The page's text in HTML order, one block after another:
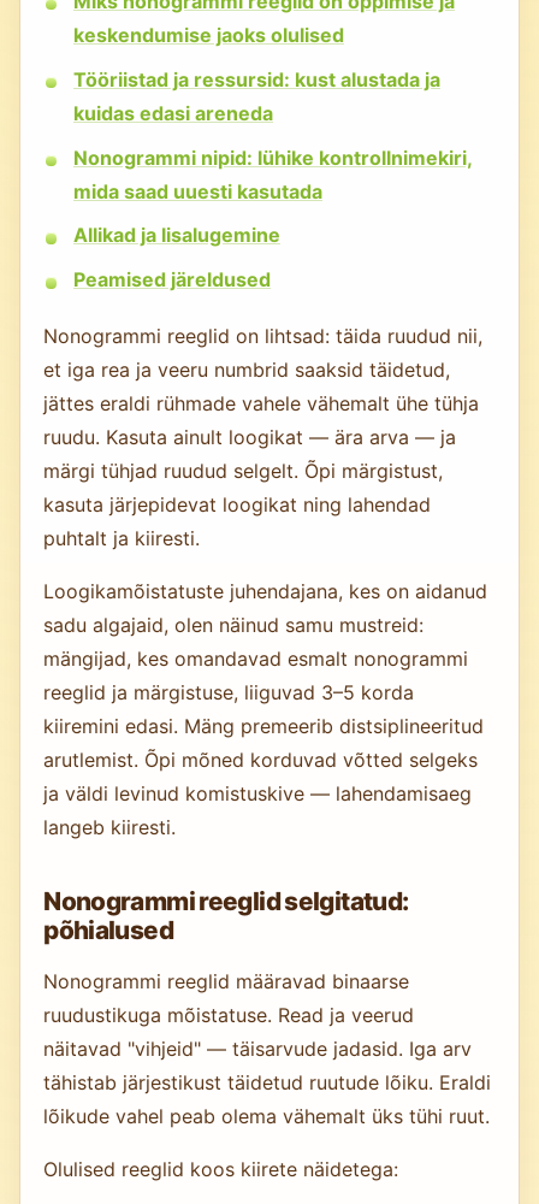
keskendumise jaoks olulised
Tööriistad ja ressursid: kust alustada ja
kuidas edasi areneda
Nonogrammi nipid: lühike kontrollnimekiri,
mida saad uuesti kasutada
Allikad ja lisalugemine
Peamised järeldused
Nonogrammi reeglid on lihtsad: täida ruudud nii,
et iga rea ja veeru numbrid saaksid täidetud,
jättes eraldi rühmade vahele vähemalt ühe tühja
ruudu. Kasuta ainult loogikat — ära arva — ja
märgi tühjad ruudud selgelt. Õpi märgistust,
kasuta järjepidevat loogikat ning lahendad
puhtalt ja kiiresti.
Loogikamõistatuste juhendajana, kes on aidanud
sadu algajaid, olen näinud samu mustreid:
mängijad, kes omandavad esmalt nonogrammi
reeglid ja märgistuse, liiguvad 3–5 korda
kiiremini edasi. Mäng premeerib distsiplineeritud
arutlemist. Õpi mõned korduvad võtted selgeks
ja väldi levinud komistuskive — lahendamisaeg
langeb kiiresti.
Nonogrammi reeglid selgitatud:
põhialused
Nonogrammi reeglid määravad binaarse
ruudustikuga mõistatuse. Read ja veerud
näitavad "vihjeid" — täisarvude jadasid. Iga arv
tähistab järjestikust täidetud ruutude lõiku. Eraldi
lõikude vahel peab olema vähemalt üks tühi ruut.
Olulised reeglid koos kiirete näidetega: